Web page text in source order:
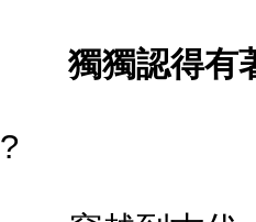
獨獨認得有
?